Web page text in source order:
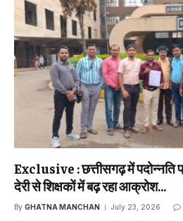
Exclusive : छत्तीसगढ़ में पदोन्नति
देरी से शिक्षकों में बढ़ रहा आक्रोश…
By GHATNA MANCHAN July 23, 2026